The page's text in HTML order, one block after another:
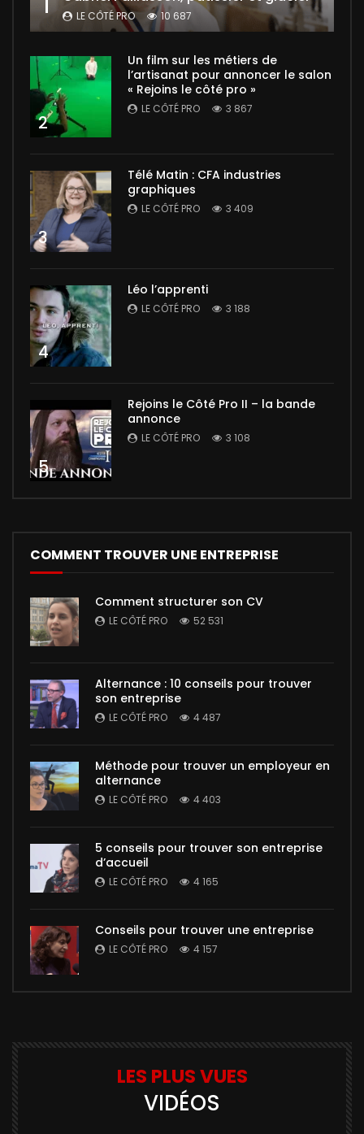
LE CÔTÉ PRO 10 687
2
Un film sur les métiers de
l’artisanat pour annoncer le salon
« Rejoins le côté pro »
LE CÔTÉ PRO 3 867
3
Télé Matin : CFA industries
graphiques
LE CÔTÉ PRO 3 409
4
Léo l’apprenti
LE CÔTÉ PRO 3 188
5
Rejoins le Côté Pro II – la bande
annonce
LE CÔTÉ PRO 3 108
COMMENT TROUVER UNE ENTREPRISE
Comment structurer son CV
LE CÔTÉ PRO 52 531
Alternance : 10 conseils pour trouver
son entreprise
LE CÔTÉ PRO 4 487
Méthode pour trouver un employeur en
alternance
LE CÔTÉ PRO 4 403
5 conseils pour trouver son entreprise
d’accueil
LE CÔTÉ PRO 4 165
Conseils pour trouver une entreprise
LE CÔTÉ PRO 4 157
LES PLUS VUES
VIDÉOS